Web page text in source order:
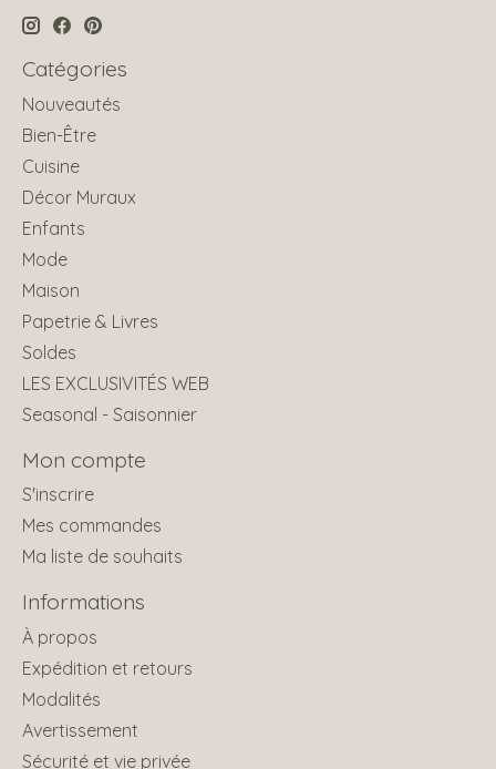
Catégories
Nouveautés
Bien-Être
Cuisine
Décor Muraux
Enfants
Mode
Maison
Papetrie & Livres
Soldes
LES EXCLUSIVITÉS WEB
Seasonal - Saisonnier
Mon compte
S'inscrire
Mes commandes
Ma liste de souhaits
Informations
À propos
Expédition et retours
Modalités
Avertissement
Sécurité et vie privée